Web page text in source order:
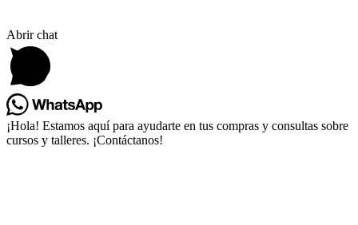
Abrir chat
¡Hola! Estamos aquí para ayudarte en tus compras y consultas sobre
cursos y talleres. ¡Contáctanos!